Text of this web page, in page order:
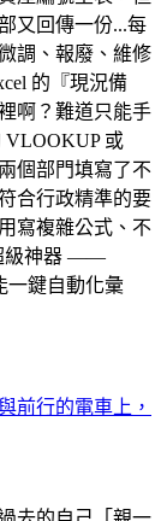
又回傳一份...每
調、報廢、維修
的『現況備
啊？難道只能手
或
個部門填寫了不
合行政精準的要
寫複雜公式、不
級神器 ——
一鍵自動化彙
前行的電車上，